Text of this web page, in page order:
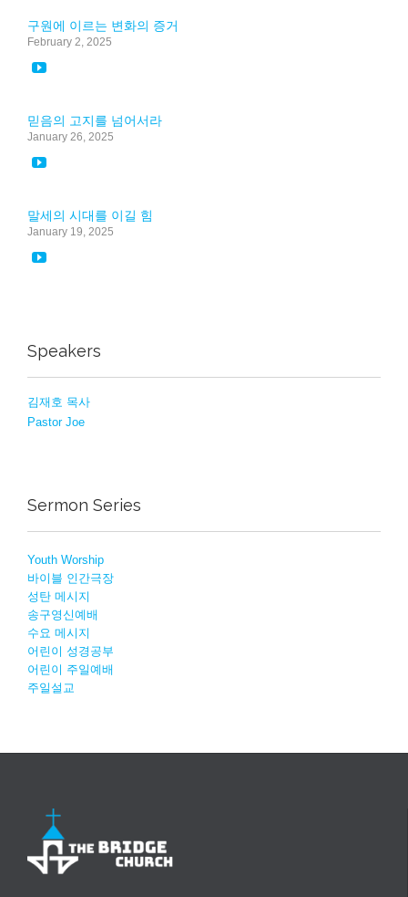
구원에 이르는 변화의 증거
February 2, 2025

믿음의 고지를 넘어서라
January 26, 2025

말세의 시대를 이길 힘
January 19, 2025

Speakers
김재호 목사
Pastor Joe
Sermon Series
Youth Worship
바이블 인간극장
성탄 메시지
송구영신예배
수요 메시지
어린이 성경공부
어린이 주일예배
주일설교